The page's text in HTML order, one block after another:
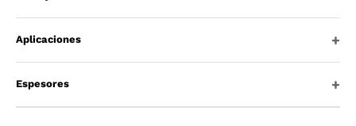
Aplicaciones
Espesores